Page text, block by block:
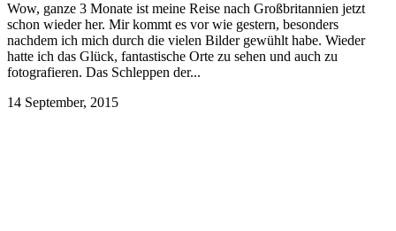
Wow, ganze 3 Monate ist meine Reise nach Großbritannien jetzt
schon wieder her. Mir kommt es vor wie gestern, besonders
nachdem ich mich durch die vielen Bilder gewühlt habe. Wieder
hatte ich das Glück, fantastische Orte zu sehen und auch zu
fotografieren. Das Schleppen der...
14 September, 2015